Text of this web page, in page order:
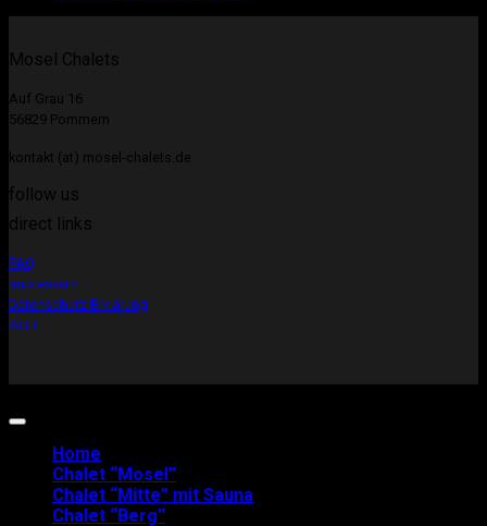
Mosel Chalets
Auf Grau 16
56829 Pommern
kontakt (at) mosel-chalets.de
follow us
direct links
FAQ
Impressum
Datenschutz Erklärung
AGB
Home
Chalet “Mosel”
Chalet “Mitte” mit Sauna
Chalet “Berg”